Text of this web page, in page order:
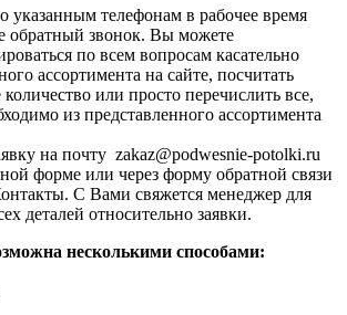
указанным телефонам в рабочее время
обратный звонок. Вы можете
по всем вопросам касательно
ассортимента на сайте, посчитать
или просто перечислить все,
из представленного ассортимента
на почту zakaz@podwesnie-potolki.ru
форме или через форму обратной связи
С Вами свяжется менеджер для
деталей относительно заявки.
несколькими способами: